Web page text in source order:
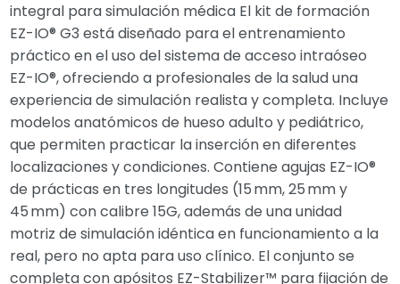
integral para simulación médica El kit de formación
EZ-IO® G3 está diseñado para el entrenamiento
práctico en el uso del sistema de acceso intraóseo
EZ-IO®, ofreciendo a profesionales de la salud una
experiencia de simulación realista y completa. Incluye
modelos anatómicos de hueso adulto y pediátrico,
que permiten practicar la inserción en diferentes
localizaciones y condiciones. Contiene agujas EZ-IO®
de prácticas en tres longitudes (15 mm, 25 mm y
45 mm) con calibre 15G, además de una unidad
motriz de simulación idéntica en funcionamiento a la
real, pero no apta para uso clínico. El conjunto se
completa con apósitos EZ-Stabilizer™ para fijación de